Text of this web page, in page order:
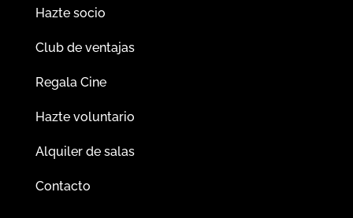
Hazte socio
Club de ventajas
Regala Cine
Hazte voluntario
Alquiler de salas
Contacto